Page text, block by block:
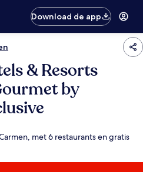
Download de app
& Resorts
by
met 6 restaurants en gratis